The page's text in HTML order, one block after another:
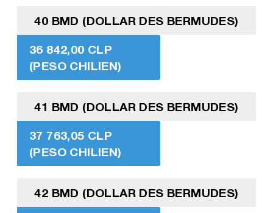
40 BMD (DOLLAR DES BERMUDES)
36 842,00 CLP
(PESO CHILIEN)
41 BMD (DOLLAR DES BERMUDES)
37 763,05 CLP
(PESO CHILIEN)
42 BMD (DOLLAR DES BERMUDES)